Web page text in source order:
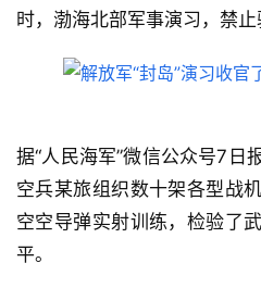
时，渤海北部军事演习，禁止
据“人民海军”微信公众号7日
空兵某旅组织数十架各型战
空空导弹实射训练，检验了
平。